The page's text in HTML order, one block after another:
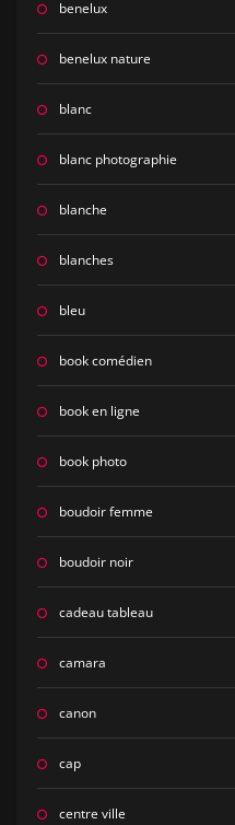
benelux
benelux nature
blanc
blanc photographie
blanche
blanches
bleu
book comédien
book en ligne
book photo
boudoir femme
boudoir noir
cadeau tableau
camara
canon
cap
centre ville